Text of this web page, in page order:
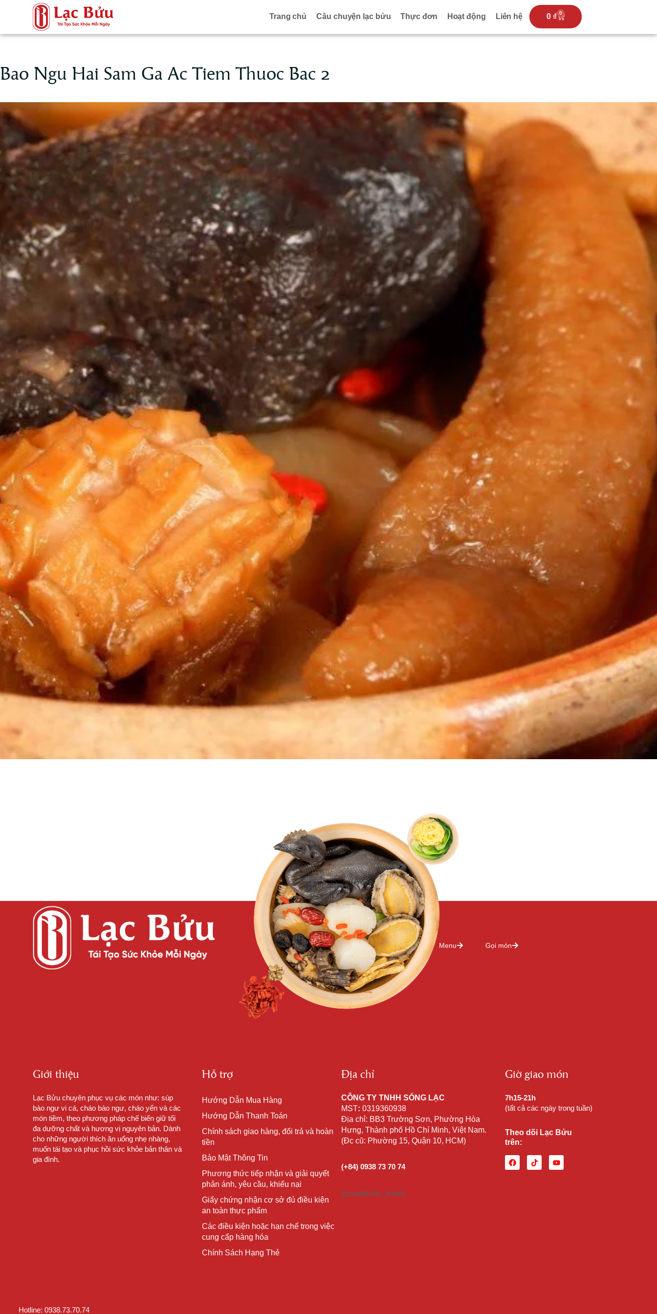
Trang chủ Câu chuyện lạc bửu Thực đơn Hoạt động Liên hệ 0 ₫ 0
Bao Ngu Hai Sam Ga Ac Tiem Thuoc Bac 2
Menu Gọi món
Giới thiệu
Lạc Bửu chuyên phục vụ các món như: súp
bào ngư vi cá, cháo bào ngư, cháo yến và các
món tiềm, theo phương pháp chế biến giữ tối
đa dưỡng chất và hương vị nguyên bản. Dành
cho những người thích ăn uống nhẹ nhàng,
muốn tái tạo và phục hồi sức khỏe bản thân và
gia đình.
Hỗ trợ
Hướng Dẫn Mua Hàng
Hướng Dẫn Thanh Toán
Chính sách giao hàng, đổi trả và hoàn
tiền
Bảo Mật Thông Tin
Phương thức tiếp nhận và giải quyết
phản ánh, yêu cầu, khiếu nại
Giấy chứng nhận cơ sở đủ điều kiện
an toàn thực phẩm
Các điều kiện hoặc hạn chế trong việc
cung cấp hàng hóa
Chính Sách Hạng Thẻ
Địa chỉ
CÔNG TY TNHH SỐNG LẠC
MST: 0319360938
Địa chỉ: BB3 Trường Sơn, Phường Hòa
Hưng, Thành phố Hồ Chí Minh, Việt Nam.
(Đc cũ: Phường 15, Quận 10, HCM)
(+84) 0938 73 70 74
[countdown_timer]
Giờ giao món
7h15-21h
(tất cả các ngày trong tuần)
Theo dõi Lạc Bửu
trên:
Hotline: 0938.73.70.74